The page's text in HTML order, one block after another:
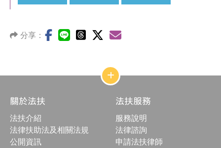
分享：
網
站
結
構
合
按
鈕
關於法扶
法扶介紹
法律扶助法及相關法規
公開資訊
法扶服務
服務說明
法律諮詢
申請法扶律師